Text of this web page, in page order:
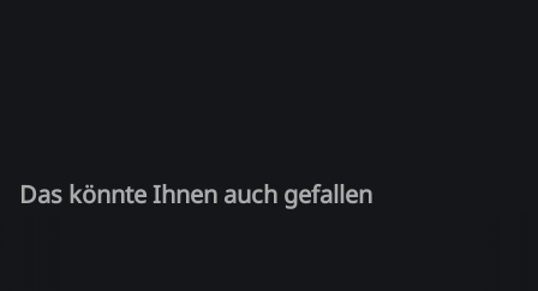
Das könnte Ihnen auch gefallen